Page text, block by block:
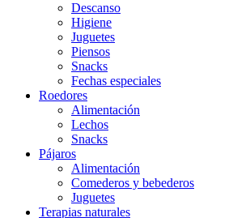
Descanso
Higiene
Juguetes
Piensos
Snacks
Fechas especiales
Roedores
Alimentación
Lechos
Snacks
Pájaros
Alimentación
Comederos y bebederos
Juguetes
Terapias naturales